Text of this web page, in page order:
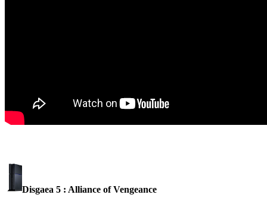
Disgaea 5 : Alliance of Vengeance